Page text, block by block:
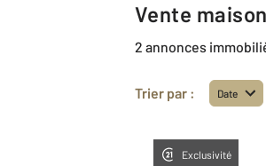
Vente
2 annonces
Trier par : Date
Exclusivité